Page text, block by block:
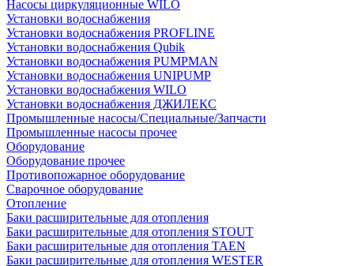
Насосы циркуляционные WILO
Установки водоснабжения
Установки водоснабжения PROFLINE
Установки водоснабжения Qubik
Установки водоснабжения PUMPMAN
Установки водоснабжения UNIPUMP
Установки водоснабжения WILO
Установки водоснабжения ДЖИЛЕКС
Промышленные насосы/Специальные/Запчасти
Промышленные насосы прочее
Оборудование
Оборудование прочее
Противопожарное оборудование
Сварочное оборудование
Отопление
Баки расширительные для отопления
Баки расширительные для отопления STOUT
Баки расширительные для отопления TAEN
Баки расширительные для отопления WESTER